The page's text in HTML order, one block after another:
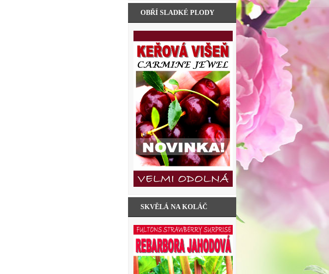
OBŘÍ SLADKÉ PLODY
SKVĚLÁ NA KOLÁČ